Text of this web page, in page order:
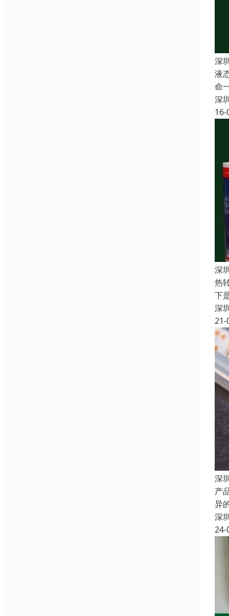
深
液
命
深
16-
深
热
下
深
21-
深
产
异
深
24-